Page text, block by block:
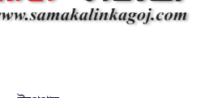
পদক্ষেপের নির্দেশ: বিভাগীয়